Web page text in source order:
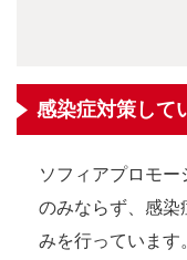
感染症対策して
ソフィアプロモ
のみならず、感
みを行っています。